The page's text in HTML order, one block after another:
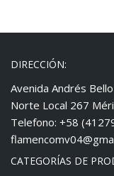
DIRECCIÓN:
Avenida Andrés
Norte Local 267
Telefono: +58
CATEGORÍAS DE